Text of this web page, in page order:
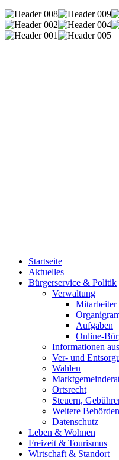
Startseite
Aktuelles
Bürgerservice & Politik
Verwaltung
Mitarbeiter
Aufgaben
Online-
Informationen
Ver- und
Wahlen
Ortsrecht
Steuern,
Weitere Behörden
Datenschutz
Leben & Wohnen
Freizeit & Tourismus
Wirtschaft & Standort